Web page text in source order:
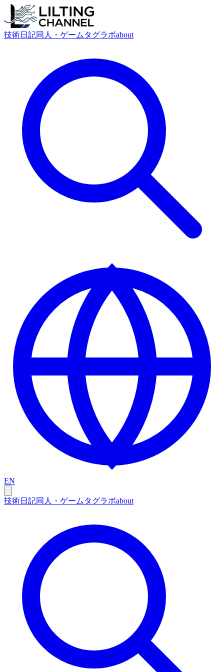
技術日記同人・ゲーム タグラボabout
EN
技術日記同人・ゲーム タグラボabout